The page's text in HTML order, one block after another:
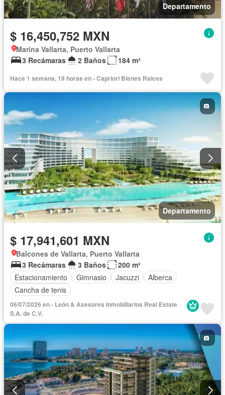
Departamento
$ 16,450,752 MXN
Marina Vallarta, Puerto Vallarta
3 Recámaras
2 Baños 184 m²
Hace 1 semana, 19 horas en - Capriori Bienes Raices
Departamento
$ 17,941,601 MXN
Balcones de Vallarta, Puerto Vallarta
3 Recámaras
3 Baños
200 m²
Estacionamiento
Gimnasio Jacuzzi
Alberca
Cancha de tenis
06/07/2026 en - León & Asesores Inmobiliarios Real Estate
S.A. de C.V.